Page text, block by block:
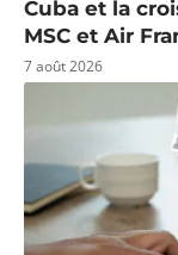
Cuba et la
MSC et Air
7 août 2026